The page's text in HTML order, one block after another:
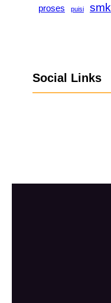
proses puisi smk
Social Links